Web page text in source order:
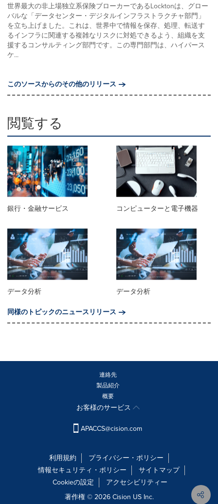
世界最大の非上場独立系保険ブローカーであるLocktonは、グロー
バルな「データセンター・デジタルインフラストラクチャ部門」
を立ち上げました。これは、世界中で情報を保存、処理、転送す
るインフラに関連する複雑なリスクに対処できるよう、組織を支
援するコンサルティング部門です。この専門部門は、ハイパース
ケ...
このソースからのその他のリリース
閲覧する
銀行・金融サービス コンピューターと電子機器
データ分析
データ分析
同様のトピックのニュースリリース
連絡先
製品紹介
概要
お客様のサービス
APACCS@cision.com
利用規約
プライバシー・ポリシー
情報セキュリティ・ポリシー
サイトマップ
Cookieの設定
アクセシビリティー
著作権 © 2026 Cision US Inc.